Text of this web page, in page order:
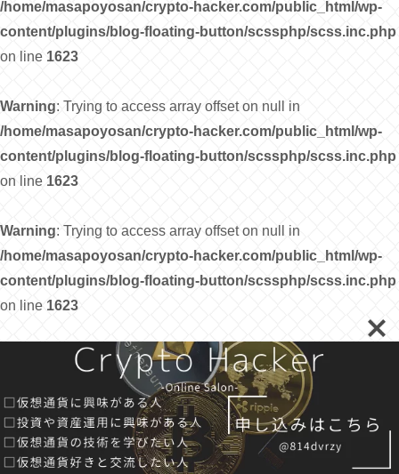
/home/masapoyosan/crypto-hacker.com/public_html/wp-
content/plugins/blog-floating-button/scssphp/scss.inc.php
on line 1623
Warning: Trying to access array offset on null in
/home/masapoyosan/crypto-hacker.com/public_html/wp-
content/plugins/blog-floating-button/scssphp/scss.inc.php
on line 1623
Warning: Trying to access array offset on null in
/home/masapoyosan/crypto-hacker.com/public_html/wp-
content/plugins/blog-floating-button/scssphp/scss.inc.php
on line 1623
: Trying to access array offset on null in
/home/masapoyosan/crypto-hacker.com/public_html/wp-
content/plugins/blog-floating-button/scssphp/scss.inc.php
on line 1623